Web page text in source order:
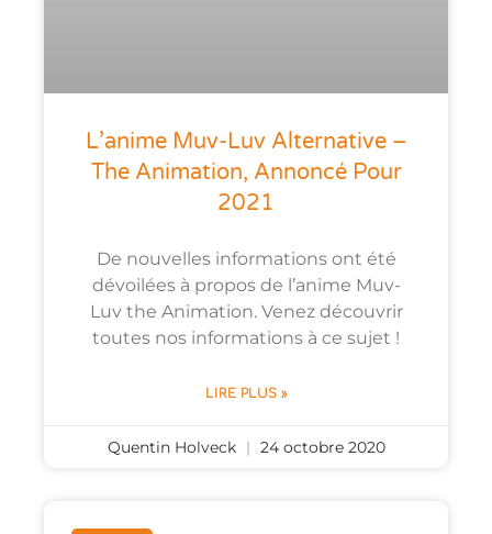
L’anime Muv-Luv Alternative –
The Animation, Annoncé Pour
2021
De nouvelles informations ont été
dévoilées à propos de l’anime Muv-
Luv the Animation. Venez découvrir
toutes nos informations à ce sujet !
LIRE PLUS »
Quentin Holveck 24 octobre 2020